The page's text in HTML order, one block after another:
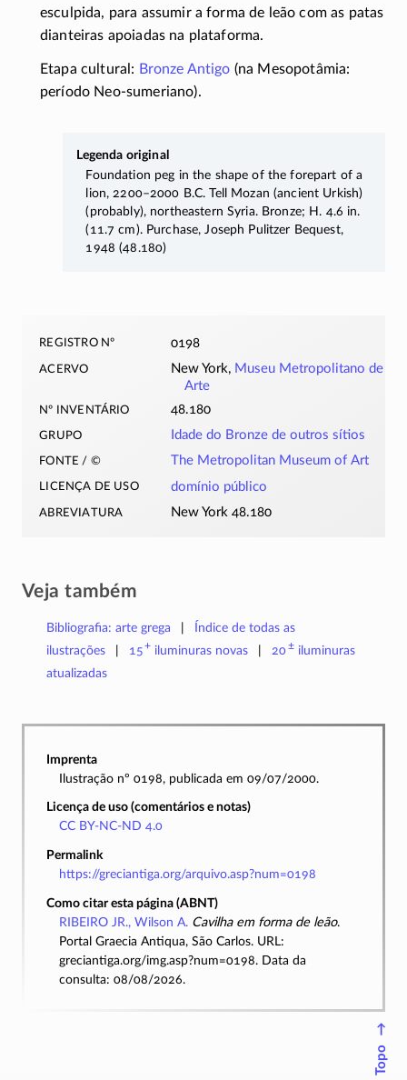
esculpida, para assumir a forma de leão com as patas
dianteiras apoiadas na plataforma.
Etapa cultural: Bronze Antigo (na Mesopotâmia:
período Neo-sumeriano).
Legenda original
Foundation peg in the shape of the forepart of a
lion, 2200–2000 B.C. Tell Mozan (ancient Urkish)
(probably), northeastern Syria. Bronze; H. 4.6 in.
(11.7 cm). Purchase, Joseph Pulitzer Bequest,
1948 (48.180)
registro nº 0198
acervo New York, Museu Metropolitano de
Arte
nº inventário 48.180
grupo Idade do Bronze de outros sítios
fonte / © The Metropolitan Museum of Art
licença de uso domínio público
abreviatura New York 48.180
Veja também
Bibliografia: arte grega
Índice de todas as
ilustrações
15+ iluminuras novas 20±iluminuras
atualizadas
Imprenta
Ilustração nº 0198, publicada em 09/07/2000.
Licença de uso (comentários e notas)
CC BY-NC-ND 4.0
Permalink
https://greciantiga.org/arquivo.asp?num=0198
Como citar esta página (ABNT)
RIBEIRO JR., Wilson A. Cavilha em forma de leão.
Portal Graecia Antiqua, São Carlos. URL:
greciantiga.org/img.asp?num=0198. Data da
consulta: 08/08/2026.
↑
Topo